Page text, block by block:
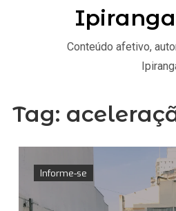
Tag:
Informe-se
Conteúdo afetivo,